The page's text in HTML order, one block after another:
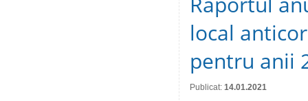
local
pentru anii
Publicat: 14.01.2021